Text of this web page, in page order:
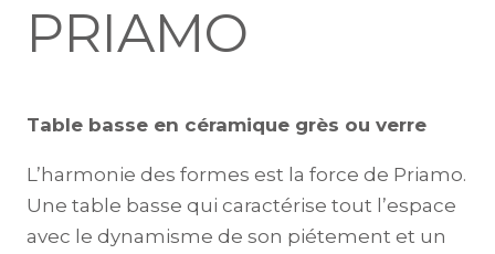
PRIAMO
Table basse en céramique grès ou verre
L’harmonie des formes est la force de Priamo.
Une table basse qui caractérise tout l’espace
avec le dynamisme de son piétement et un